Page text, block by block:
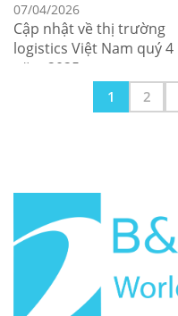
07/04/2026
Cập nhật về thị trường
logistics Việt Nam quý 4
năm 2025
1 2